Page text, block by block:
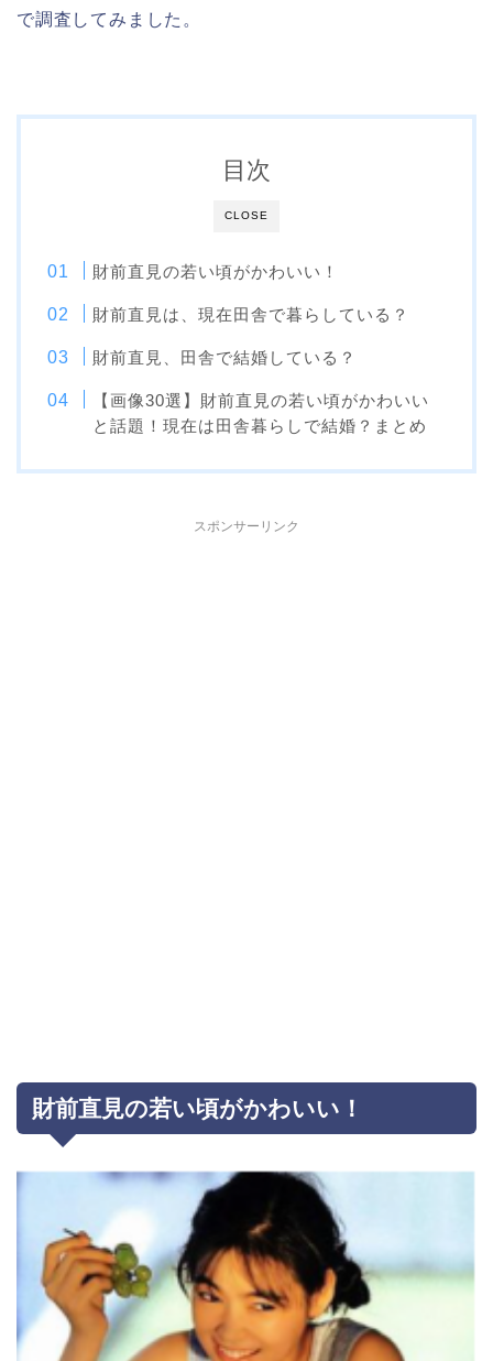
で調査してみました。
CLOSE
目次
財前直見の若い頃がかわいい！
財前直見は、現在田舎で暮らしている？
財前直見、田舎で結婚している？
【画像30選】財前直見の若い頃がかわいい
と話題！現在は田舎暮らしで結婚？まとめ
スポンサーリンク
財前直見の若い頃がかわいい！